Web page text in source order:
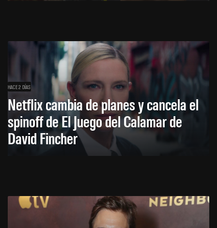
HACE 2 DÍAS
Netflix cambia de planes y cancela el
spinoff de El Juego del Calamar de
David Fincher